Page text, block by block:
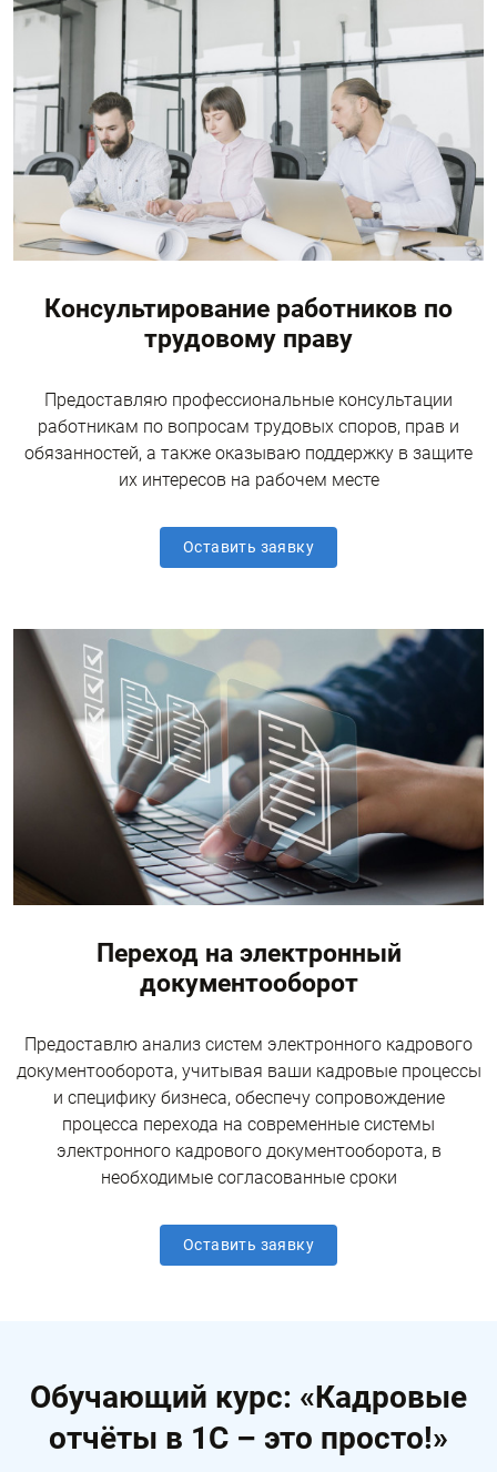
Консультирование работников по
трудовому праву
Предоставляю профессиональные консультации
работникам по вопросам трудовых споров, прав и
обязанностей, а также оказываю поддержку в защите
их интересов на рабочем месте
Оставить заявку
Переход на электронный
документооборот
Предоставлю анализ систем электронного кадрового
документооборота, учитывая ваши кадровые процессы
и специфику бизнеса, обеспечу сопровождение
процесса перехода на современные системы
электронного кадрового документооборота, в
необходимые согласованные сроки
Оставить заявку
Обучающий курс: «Кадровые
отчёты в 1С – это просто!»